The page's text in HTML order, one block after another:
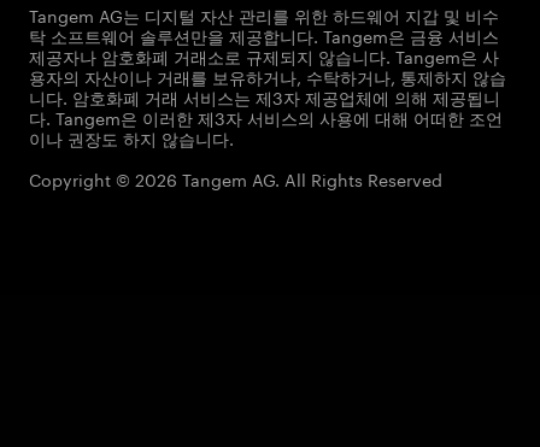
Tangem AG는 디지털 자산 관리를 위한 하드웨어 지갑 및 비수
탁 소프트웨어 솔루션만을 제공합니다. Tangem은 금융 서비스
제공자나 암호화폐 거래소로 규제되지 않습니다. Tangem은 사
용자의 자산이나 거래를 보유하거나, 수탁하거나, 통제하지 않습
니다. 암호화폐 거래 서비스는 제3자 제공업체에 의해 제공됩니
다. Tangem은 이러한 제3자 서비스의 사용에 대해 어떠한 조언
이나 권장도 하지 않습니다.